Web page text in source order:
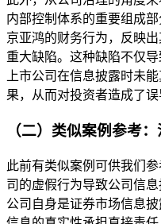
内部控制体系的重要组成
京亚鸿的财务行为，反映
重大缺陷。这种缺陷不仅
上市公司在信息披露时未
果，从而对投资者造成了误
（二）类似案例参考：
此前有类似案例可供我们
司的虚假行为导致公司信
公司自身是证券市场信息